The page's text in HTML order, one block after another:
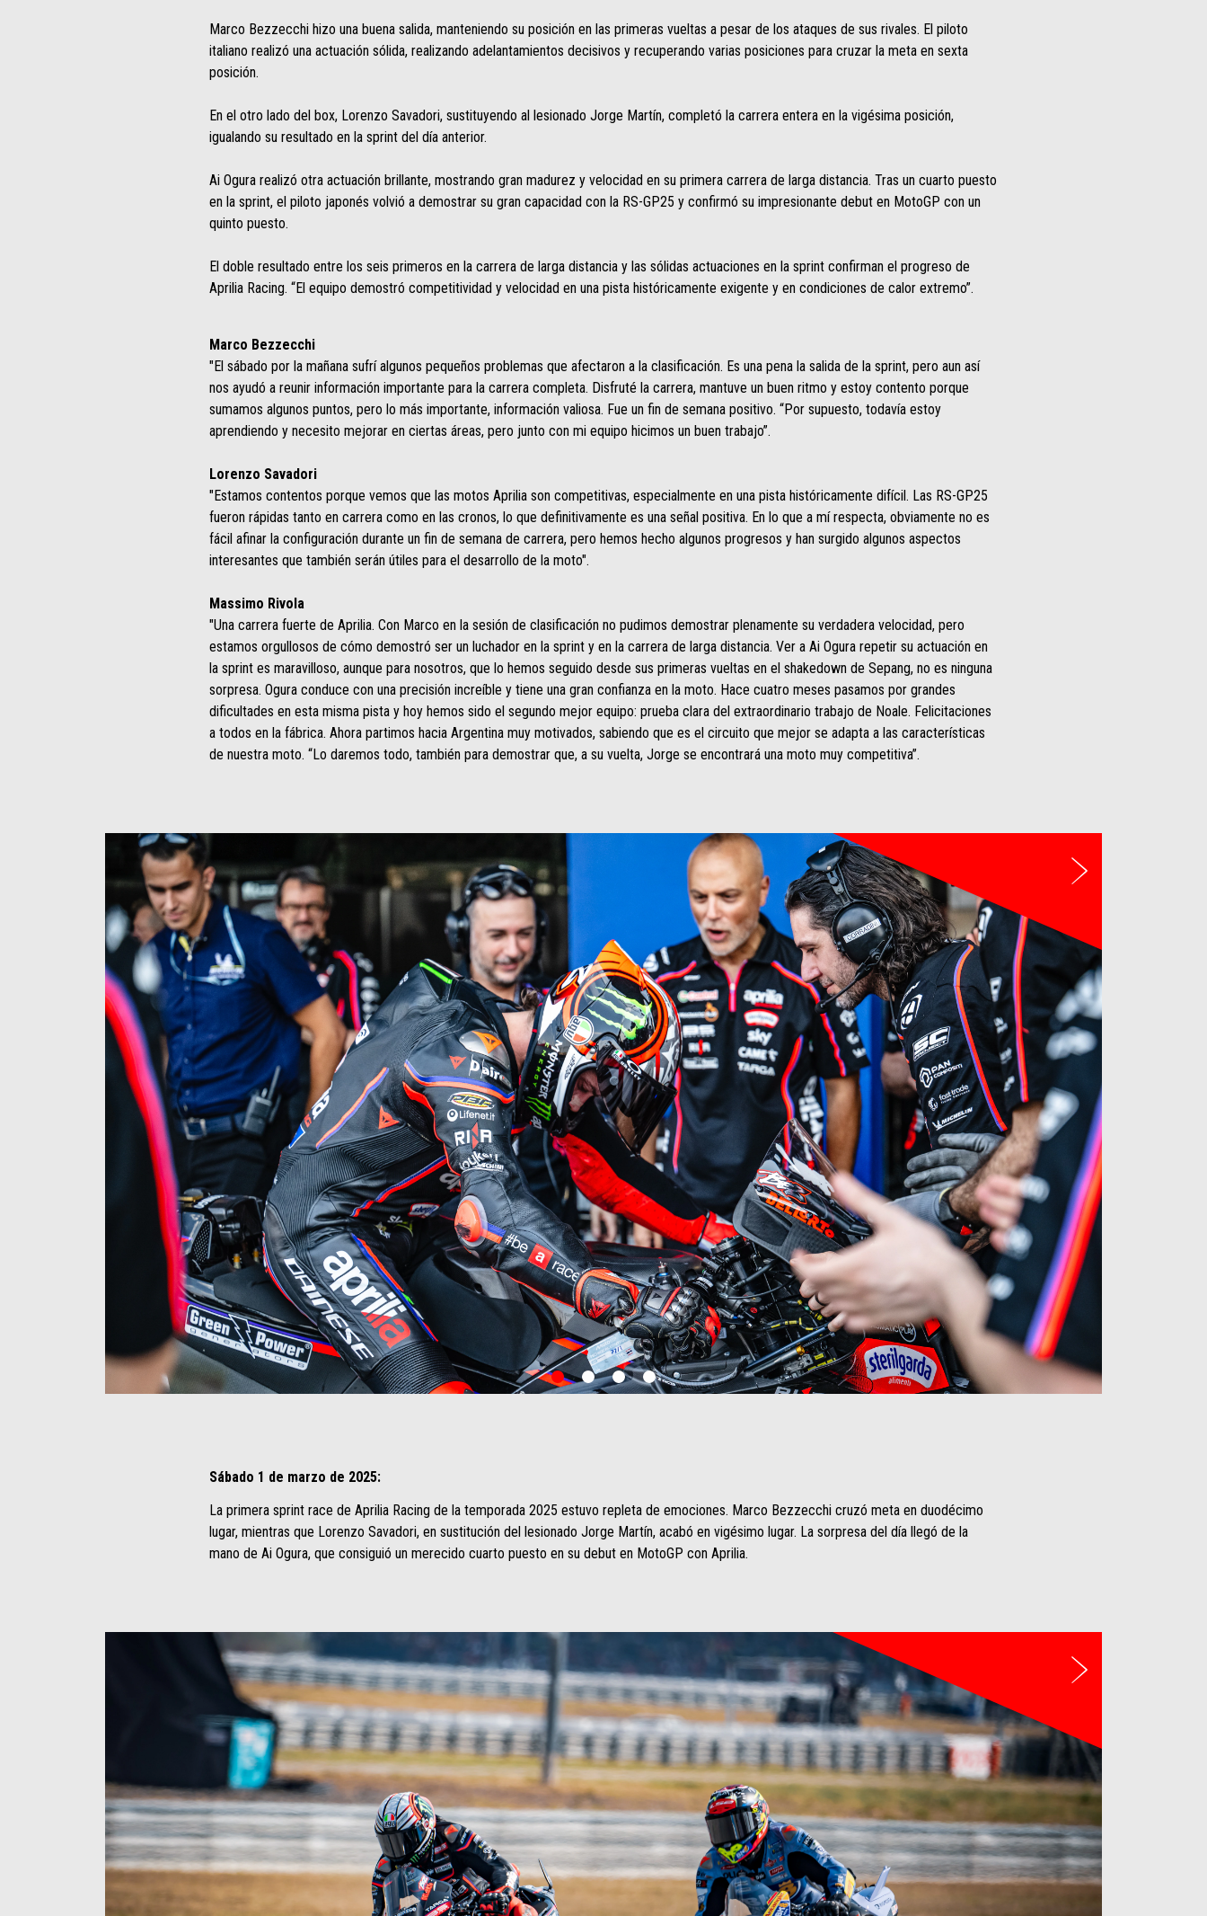
Marco Bezzecchi hizo una buena salida, manteniendo su posición en las primeras vueltas a pesar de los ataques de sus rivales. El piloto
italiano realizó una actuación sólida, realizando adelantamientos decisivos y recuperando varias posiciones para cruzar la meta en sexta
posición.
En el otro lado del box, Lorenzo Savadori, sustituyendo al lesionado Jorge Martín, completó la carrera entera en la vigésima posición,
igualando su resultado en la sprint del día anterior.
Ai Ogura realizó otra actuación brillante, mostrando gran madurez y velocidad en su primera carrera de larga distancia. Tras un cuarto puesto
en la sprint, el piloto japonés volvió a demostrar su gran capacidad con la RS-GP25 y confirmó su impresionante debut en MotoGP con un
quinto puesto.
El doble resultado entre los seis primeros en la carrera de larga distancia y las sólidas actuaciones en la sprint confirman el progreso de
Aprilia Racing. “El equipo demostró competitividad y velocidad en una pista históricamente exigente y en condiciones de calor extremo”.
Marco Bezzecchi
"El sábado por la mañana sufrí algunos pequeños problemas que afectaron a la clasificación. Es una pena la salida de la sprint, pero aun así
nos ayudó a reunir información importante para la carrera completa. Disfruté la carrera, mantuve un buen ritmo y estoy contento porque
sumamos algunos puntos, pero lo más importante, información valiosa. Fue un fin de semana positivo. “Por supuesto, todavía estoy
aprendiendo y necesito mejorar en ciertas áreas, pero junto con mi equipo hicimos un buen trabajo”.
Lorenzo Savadori
"Estamos contentos porque vemos que las motos Aprilia son competitivas, especialmente en una pista históricamente difícil. Las RS-GP25
fueron rápidas tanto en carrera como en las cronos, lo que definitivamente es una señal positiva. En lo que a mí respecta, obviamente no es
fácil afinar la configuración durante un fin de semana de carrera, pero hemos hecho algunos progresos y han surgido algunos aspectos
interesantes que también serán útiles para el desarrollo de la moto".
Massimo Rivola
"Una carrera fuerte de Aprilia. Con Marco en la sesión de clasificación no pudimos demostrar plenamente su verdadera velocidad, pero
estamos orgullosos de cómo demostró ser un luchador en la sprint y en la carrera de larga distancia. Ver a Ai Ogura repetir su actuación en
la sprint es maravilloso, aunque para nosotros, que lo hemos seguido desde sus primeras vueltas en el shakedown de Sepang, no es ninguna
sorpresa. Ogura conduce con una precisión increíble y tiene una gran confianza en la moto. Hace cuatro meses pasamos por grandes
dificultades en esta misma pista y hoy hemos sido el segundo mejor equipo: prueba clara del extraordinario trabajo de Noale. Felicitaciones
a todos en la fábrica. Ahora partimos hacia Argentina muy motivados, sabiendo que es el circuito que mejor se adapta a las características
de nuestra moto. “Lo daremos todo, también para demostrar que, a su vuelta, Jorge se encontrará una moto muy competitiva”.
item
0
item
1
item
2
item
3
Siguiente
Sábado 1 de marzo de 2025:
La primera sprint race de Aprilia Racing de la temporada 2025 estuvo repleta de emociones. Marco Bezzecchi cruzó meta en duodécimo
lugar, mientras que Lorenzo Savadori, en sustitución del lesionado Jorge Martín, acabó en vigésimo lugar. La sorpresa del día llegó de la
mano de Ai Ogura, que consiguió un merecido cuarto puesto en su debut en MotoGP con Aprilia.
Siguiente